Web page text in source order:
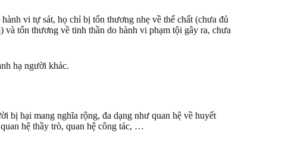
vi tự sát, họ chỉ bị tổn thương nhẹ về thể chất (chưa đủ
tổn thương về tinh thần do hành vi phạm tội gây ra, chưa
hạ người khác.
bị hại mang nghĩa rộng, đa dạng như quan hệ về huyết
hệ thầy trò, quan hệ công tác, …